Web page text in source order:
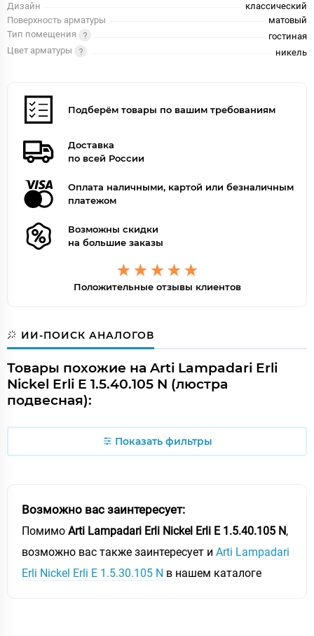
Дизайн
классический
Поверхность арматуры
матовый
Тип помещения
гостиная
Цвет арматуры
никель
Подберём товары по вашим требованиям
Доставка
по всей России
Оплата наличными, картой или безналичным
платежом
Возможны скидки
на большие заказы
Положительные отзывы клиентов
ИИ-ПОИСК АНАЛОГОВ
Товары похожие на Arti Lampadari Erli
Nickel Erli E 1.5.40.105 N (люстра
подвесная):
Показать фильтры
Возможно вас заинтересует:
Помимо Arti Lampadari Erli Nickel Erli E 1.5.40.105 N,
возможно вас также заинтересует и Arti Lampadari
Erli Nickel Erli E 1.5.30.105 N в нашем каталоге